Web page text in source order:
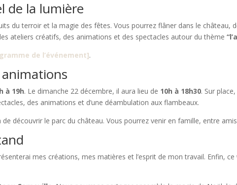
de la lumière
du terroir et la magie des fêtes. Vous pourrez flâner dans le château,
ateliers créatifs, des animations et des spectacles autour du thème
de l’événement].
à 19h. Le dimanche 22 décembre, il aura lieu de 10h à 18h30. Sur
des animations et d’une déambulation aux flambeaux.
découvrir le parc du château. Vous pourrez venir en famille, entre
mes créations, mes matières et l’esprit de mon travail. Enfin,